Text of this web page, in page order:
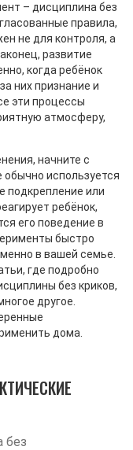
– дисциплина без
правила,
не для контроля, а
развитие
когда ребёнок
них признание и
эти процессы
атмосферу,
начните с
обычно используется
подкрепление или
ребёнок,
его поведение в
быстро
в вашей семье.
где подробно
без криков,
другое.
дома.
без